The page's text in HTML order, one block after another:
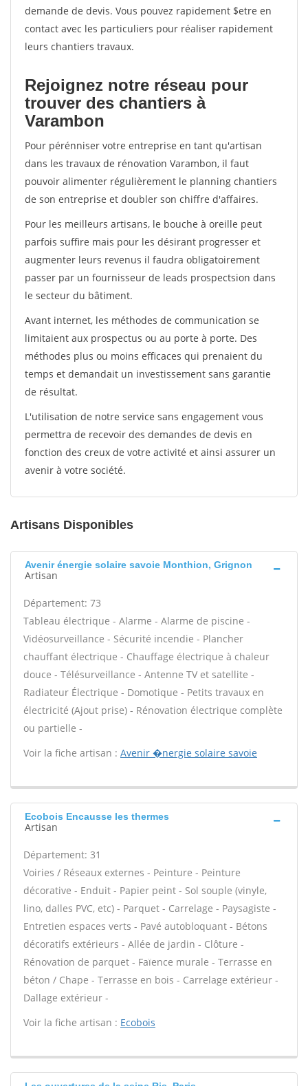
demande de devis. Vous pouvez rapidement $etre en
contact avec les particuliers pour réaliser rapidement
leurs chantiers travaux.
Rejoignez notre réseau pour
trouver des chantiers à
Varambon
Pour pérénniser votre entreprise en tant qu'artisan
dans les travaux de rénovation Varambon, il faut
pouvoir alimenter régulièrement le planning chantiers
de son entreprise et doubler son chiffre d'affaires.
Pour les meilleurs artisans, le bouche à oreille peut
parfois suffire mais pour les désirant progresser et
augmenter leurs revenus il faudra obligatoirement
passer par un fournisseur de leads prospectsion dans
le secteur du bâtiment.
Avant internet, les méthodes de communication se
limitaient aux prospectus ou au porte à porte. Des
méthodes plus ou moins efficaces qui prenaient du
temps et demandait un investissement sans garantie
de résultat.
L'utilisation de notre service sans engagement vous
permettra de recevoir des demandes de devis en
fonction des creux de votre activité et ainsi assurer un
avenir à votre société.
Artisans Disponibles
Avenir énergie solaire savoie Monthion, Grignon
Artisan
Département: 73
Tableau électrique - Alarme - Alarme de piscine -
Vidéosurveillance - Sécurité incendie - Plancher
chauffant électrique - Chauffage électrique à chaleur
douce - Télésurveillance - Antenne TV et satellite -
Radiateur Électrique - Domotique - Petits travaux en
électricité (Ajout prise) - Rénovation électrique complète
ou partielle -
Voir la fiche artisan : Avenir �nergie solaire savoie
Ecobois Encausse les thermes
Artisan
Département: 31
Voiries / Réseaux externes - Peinture - Peinture
décorative - Enduit - Papier peint - Sol souple (vinyle,
lino, dalles PVC, etc) - Parquet - Carrelage - Paysagiste -
Entretien espaces verts - Pavé autobloquant - Bétons
décoratifs extérieurs - Allée de jardin - Clôture -
Rénovation de parquet - Faïence murale - Terrasse en
béton / Chape - Terrasse en bois - Carrelage extérieur -
Dallage extérieur -
Voir la fiche artisan : Ecobois